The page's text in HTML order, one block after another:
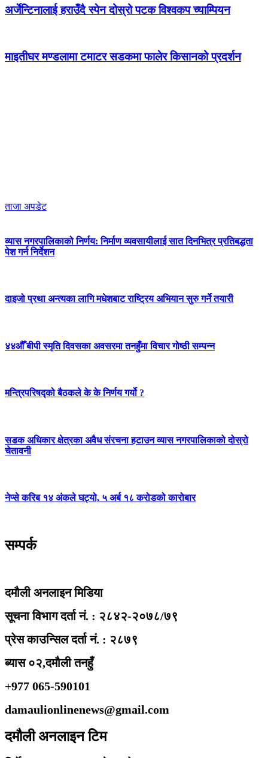
अर्जेन्टिनालाई हराउँदै स्पेन दोस्रो पटक विश्वकप च्याम्पियन
माइतीघर मण्डलामा टमाटर सडकमा फालेर किसानको प्रदर्शन
ताजा अपडेट
व्यास नगरपालिकाको निर्णय: निर्माण व्यवसायीलाई सात दिनभित्र प्रतिबद्धता
पेश गर्न निर्देशन
दाइजो प्रथा अन्त्यका लागि मधेशबाट राष्ट्रिय अभियान सुरु गर्ने तयारी
४४औँ बीपी स्मृति दिवसका अवसरमा तनहुँमा विचार गोष्ठी सम्पन्न
मन्त्रिपरिषद्को बैठकले के के निर्णय गर्यो ?
सडक अधिकार क्षेत्रका अवैध संरचना हटाउन व्यास नगरपालिकाको दोस्रो
चेतावनी
नेप्से करिब १४ अंकले घट्यो, ५ अर्ब १८ करोडको कारोबार
सम्पर्क
दमौली अनलाइन मिडिया
सूचना विभाग दर्ता नं. : २८४२-२०७८/७९
प्रेस काउन्सिल दर्ता नं. : २८७९
ब्यास ०२,दमौली तनहुँ
+977 065-590101
damaulionlinenews@gmail.com
दमौली अनलाइन टिम